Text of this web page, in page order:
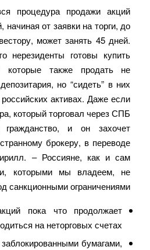
процедура продажи акций
начиная от заявки на торги, до
может занять 45 дней.
нерезиденты готовы купить
которые также продать не
но “сидеть” в них
активах. Даже если
который торговал через СПБ
и он захочет
брокеру, в переводе
– Россияне, как и сам
которыми мы владеем, не
санкционными ограничениями.
пока что продолжает
на неторговых счетах.
бумагами,